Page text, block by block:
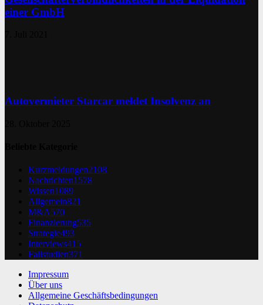
einer GmbH
Autovermieter Starcar meldet Insolvenz an
Kurzmeldungen2108
Nachrichten1578
Wissen1089
Allgemein821
M&A570
Finanzierung535
Strategie493
Interviews415
Fallstudien371
Impressum
Über uns
Allgemeine Geschäftsbedingungen